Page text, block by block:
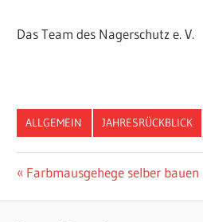
Das Team des Nagerschutz e. V.
ALLGEMEIN JAHRESRÜCKBLICK
Vorheriger
Farbmausgehege selber bauen